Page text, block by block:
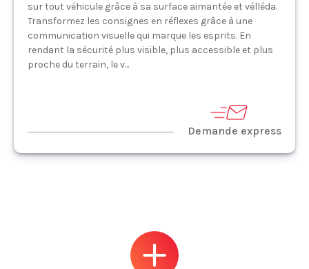
sur tout véhicule grâce à sa surface aimantée et vélléda.
Transformez les consignes en réflexes grâce à une
communication visuelle qui marque les esprits. En
rendant la sécurité plus visible, plus accessible et plus
proche du terrain, le v...
Demande express